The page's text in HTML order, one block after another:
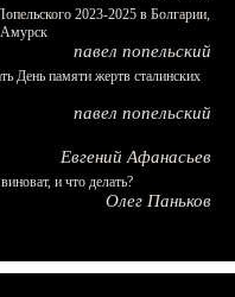
2023-2025 в Болгарии,
Амурск
павел попельский
День памяти жертв сталинских
павел попельский
Евгений Афанасьев
и что делать?
Олег Паньков